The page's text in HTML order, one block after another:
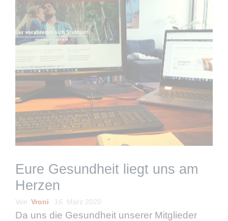
Eure Gesundheit liegt uns am
Herzen
Von Vroni 16. März 2020
Da uns die Gesundheit unserer Mitglieder